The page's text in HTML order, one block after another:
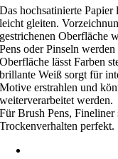
Das hochsatinierte
leicht gleiten.
gestrichenen Oberfläche
Pens oder Pinseln
Oberfläche lässt Farben
brillante Weiß sorgt für
Motive erstrahlen und
weiterverarbeitet werden.
Für Brush Pens,
Trockenverhalten perfekt.